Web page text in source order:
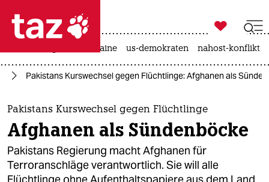
 taz zahl ich
taz zahl ich
themen
politik
öko

taz zahl ich
krieg in der ukraine us-demokraten nahost-konflikt
Pakistans Kurswechsel gegen Flüchtlinge: Afghanen als
Pakistans Kurswechsel gegen Flüchtlinge
Afghanen als Sündenböcke
Pakistans Regierung macht Afghanen für
Terroranschläge verantwortlich. Sie will alle